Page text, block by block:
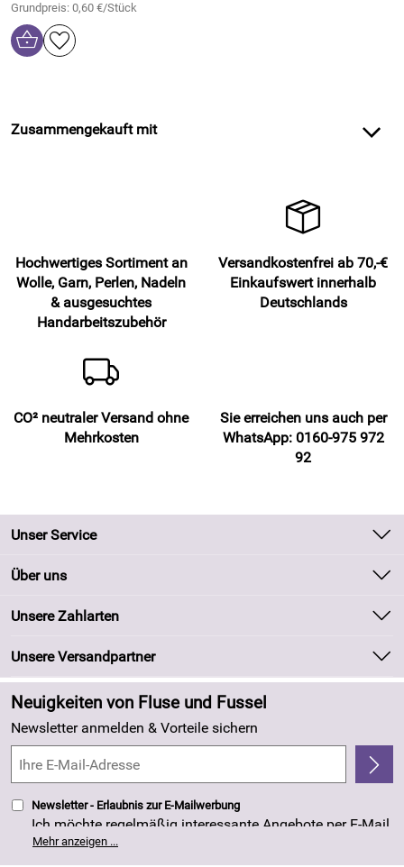
Grundpreis: 0,60 €/Stück
Zusammengekauft mit
Hochwertiges Sortiment an
Wolle, Garn, Perlen, Nadeln
& ausgesuchtes
Handarbeitszubehör
Versandkostenfrei ab 70,-€
Einkaufswert innerhalb
Deutschlands
CO² neutraler Versand ohne
Mehrkosten
Sie erreichen uns auch per
WhatsApp: 0160-975 972
92
Unser Service
Kontakt
Kundeninformationen
Newsletter
Zahlung und Versand
Kundenlogin
Über uns
Unsere Bestseller
Neu
Angebote
Made in Germany
4,8/5*****
Unsere Zahlarten
Unsere Versandpartner
Neuigkeiten von Fluse und Fussel
Newsletter anmelden & Vorteile sichern
Newsletter - Erlaubnis zur E-Mailwerbung
Ich möchte regelmäßig interessante Angebote per E-Mail
erhalten. Meine E-Mail-Adresse wird nicht an andere
Unternehmen weitergegeben. Die Einwilligung zur
Mehr anzeigen ...